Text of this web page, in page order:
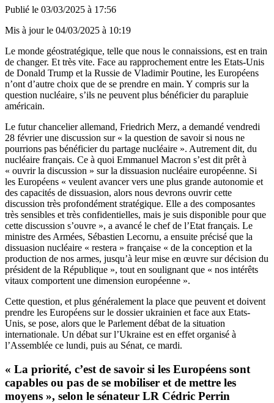
Publié le 03/03/2025 à 17:56
Mis à jour le 04/03/2025 à 10:19
Le monde géostratégique, telle que nous le connaissions, est en train
de changer. Et très vite. Face au rapprochement entre les Etats-Unis
de Donald Trump et la Russie de Vladimir Poutine, les Européens
n’ont d’autre choix que de se prendre en main. Y compris sur la
question nucléaire, s’ils ne peuvent plus bénéficier du parapluie
américain.
Le futur chancelier allemand, Friedrich Merz, a demandé vendredi
28 février une discussion sur « la question de savoir si nous ne
pourrions pas bénéficier du partage nucléaire ». Autrement dit, du
nucléaire français. Ce à quoi Emmanuel Macron s’est dit prêt à
« ouvrir la discussion » sur la dissuasion nucléaire européenne. Si
les Européens « veulent avancer vers une plus grande autonomie et
des capacités de dissuasion, alors nous devrons ouvrir cette
discussion très profondément stratégique. Elle a des composantes
très sensibles et très confidentielles, mais je suis disponible pour que
cette discussion s’ouvre », a avancé le chef de l’Etat français. Le
ministre des Armées, Sébastien Lecornu, a ensuite précisé que la
dissuasion nucléaire « restera » française « de la conception et la
production de nos armes, jusqu’à leur mise en œuvre sur décision du
président de la République », tout en soulignant que « nos intérêts
vitaux comportent une dimension européenne ».
Cette question, et plus généralement la place que peuvent et doivent
prendre les Européens sur le dossier ukrainien et face aux Etats-
Unis, se pose, alors que le Parlement débat de la situation
internationale. Un débat sur l’Ukraine est en effet organisé à
l’Assemblée ce lundi, puis au Sénat, ce mardi.
« La priorité, c’est de savoir si les Européens sont
capables ou pas de se mobiliser et de mettre les
moyens », selon le sénateur LR Cédric Perrin